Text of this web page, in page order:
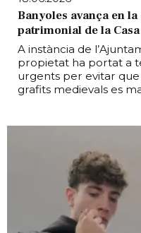
Banyoles avança en
patrimonial de la
A instància de
propietat ha portat a
urgents per evitar
grafits medievals es